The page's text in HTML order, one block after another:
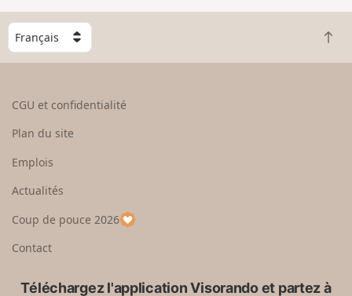
r
C
h
o
e
u
p
a
R
e
CGU et confidentialité
Plan du site
Emplois
Actualités
Coup de pouce 2026
Contact
Téléchargez l'application Visorando et partez à